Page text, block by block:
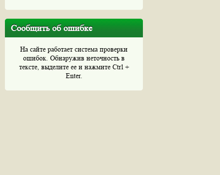
Сообщить об ошибке
На сайте работает система проверки
ошибок. Обнаружив неточность в
тексте, выделите ее и нажмите Ctrl +
Enter.